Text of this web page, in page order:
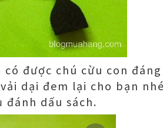
được chú cừu con
dại đem lại cho bạn
đánh dấu sách.